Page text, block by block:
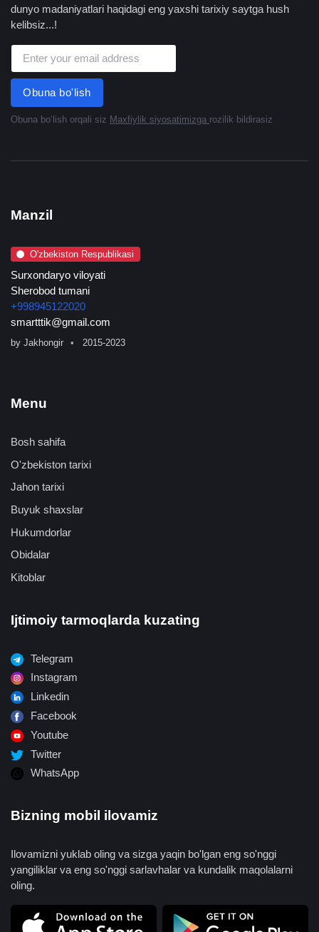
dunyo madaniyatlari haqidagi eng yaxshi tarixiy saytga hush
kelibsiz...!
Obuna bo'lish
Obuna boʻlish orqali siz Maxfiylik siyosatimizga rozilik bildirasiz
Manzil
O'zbekiston Respublikasi
Surxondaryo viloyati
Sherobod tumani
+998945122020
smartttik@gmail.com
by Jakhongir 2015-2023
Menu
Bosh sahifa
O'zbekiston tarixi
Jahon tarixi
Buyuk shaxslar
Hukumdorlar
Obidalar
Kitoblar
Ijtimoiy tarmoqlarda kuzating
Telegram
Instagram
Linkedin
Facebook
Youtube
Twitter
WhatsApp
Bizning mobil ilovamiz
Ilovamizni yuklab oling va sizga yaqin bo'lgan eng so'nggi
yangiliklar va eng so'nggi sarlavhalar va kundalik maqolalarni
oling.